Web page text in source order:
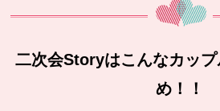
二次会Storyはこんなカッ
め！！